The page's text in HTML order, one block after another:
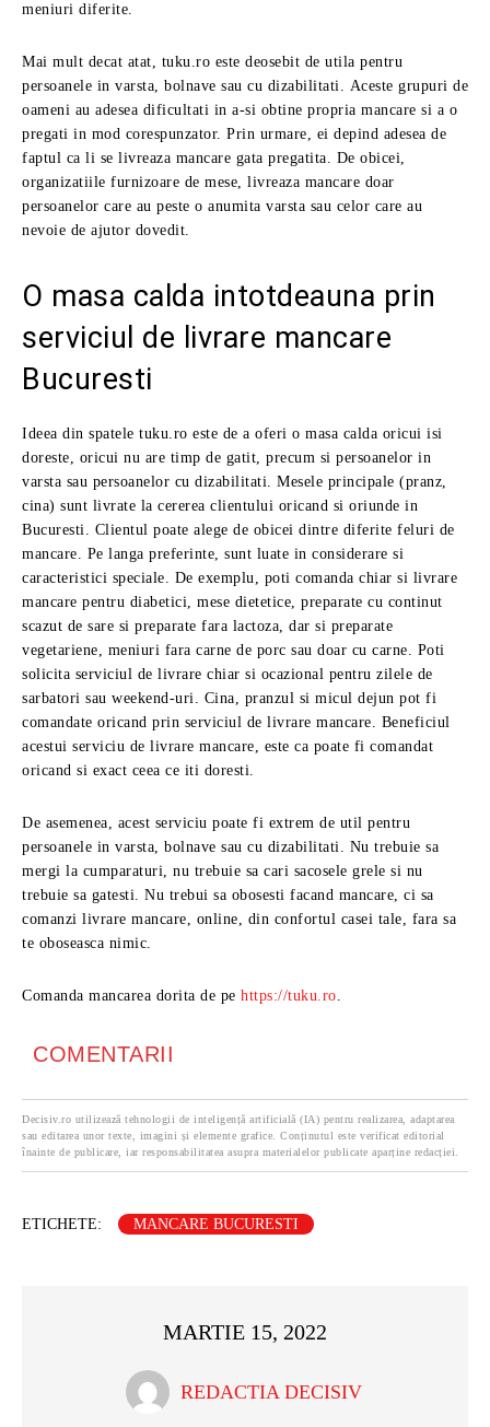
meniuri diferite.
Mai mult decat atat, tuku.ro este deosebit de utila pentru
persoanele in varsta, bolnave sau cu dizabilitati. Aceste grupuri de
oameni au adesea dificultati in a-si obtine propria mancare si a o
pregati in mod corespunzator. Prin urmare, ei depind adesea de
faptul ca li se livreaza mancare gata pregatita. De obicei,
organizatiile furnizoare de mese, livreaza mancare doar
persoanelor care au peste o anumita varsta sau celor care au
nevoie de ajutor dovedit.
O masa calda intotdeauna prin
serviciul de livrare mancare
Bucuresti
Ideea din spatele tuku.ro este de a oferi o masa calda oricui isi
doreste, oricui nu are timp de gatit, precum si persoanelor in
varsta sau persoanelor cu dizabilitati. Mesele principale (pranz,
cina) sunt livrate la cererea clientului oricand si oriunde in
Bucuresti. Clientul poate alege de obicei dintre diferite feluri de
mancare. Pe langa preferinte, sunt luate in considerare si
caracteristici speciale. De exemplu, poti comanda chiar si livrare
mancare pentru diabetici, mese dietetice, preparate cu continut
scazut de sare si preparate fara lactoza, dar si preparate
vegetariene, meniuri fara carne de porc sau doar cu carne. Poti
solicita serviciul de livrare chiar si ocazional pentru zilele de
sarbatori sau weekend-uri. Cina, pranzul si micul dejun pot fi
comandate oricand prin serviciul de livrare mancare. Beneficiul
acestui serviciu de livrare mancare, este ca poate fi comandat
oricand si exact ceea ce iti doresti.
De asemenea, acest serviciu poate fi extrem de util pentru
persoanele in varsta, bolnave sau cu dizabilitati. Nu trebuie sa
mergi la cumparaturi, nu trebuie sa cari sacosele grele si nu
trebuie sa gatesti. Nu trebui sa obosesti facand mancare, ci sa
comanzi livrare mancare, online, din confortul casei tale, fara sa
te oboseasca nimic.
Comanda mancarea dorita de pe https://tuku.ro.
COMENTARII
Decisiv.ro utilizează tehnologii de inteligență artificială (IA) pentru realizarea, adaptarea
sau editarea unor texte, imagini și elemente grafice. Conținutul este verificat editorial
înainte de publicare, iar responsabilitatea asupra materialelor publicate aparține redacției.
ETICHETE: MANCARE BUCURESTI
MARTIE 15, 2022
REDACTIA DECISIV